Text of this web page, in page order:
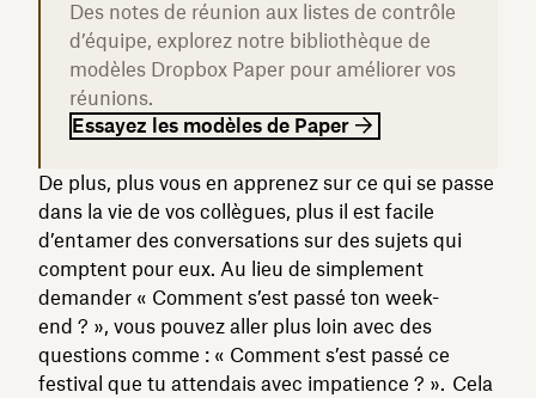
Des notes de réunion aux listes de contrôle
d’équipe, explorez notre bibliothèque de
modèles Dropbox Paper pour améliorer vos
réunions.
Essayez les modèles de Paper
De plus, plus vous en apprenez sur ce qui se passe
dans la vie de vos collègues, plus il est facile
d’entamer des conversations sur des sujets qui
comptent pour eux. Au lieu de simplement
demander « Comment s’est passé ton week-
end ? », vous pouvez aller plus loin avec des
questions comme : « Comment s’est passé ce
festival que tu attendais avec impatience ? ». Cela